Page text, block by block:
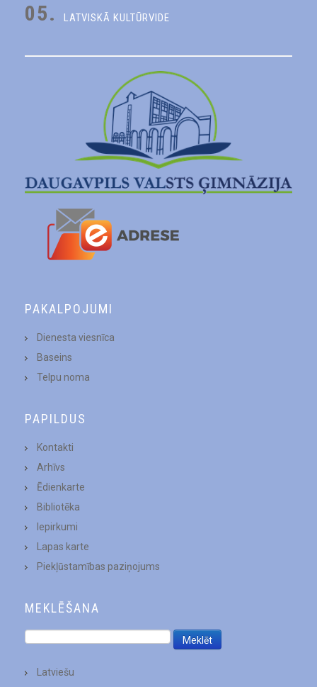
05. LATVISKĀ KULTŪRVIDE
PAKALPOJUMI
Dienesta viesnīca
Baseins
Telpu noma
PAPILDUS
Kontakti
Arhīvs
Ēdienkarte
Bibliotēka
Iepirkumi
Lapas karte
Piekļūstamības paziņojums
MEKLĒŠANA
Latviešu